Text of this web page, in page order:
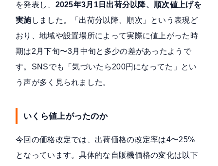
を発表 し、 2025年3月1日出荷分以降、順次値上げを
実施しました。「出荷分以降、順次」という表現ど
おり、地域や設置場所によって実際に値上がった時
期は2月下旬〜3月中旬と多少の差があったようで
す。SNSでも「気づいたら200円になってた」とい
う声が多く見られました。
いくら値上がったのか
今回の価格改定では、 出荷価格の改定率は4〜25%
となっています。具体的な自販機価格の変化は以下